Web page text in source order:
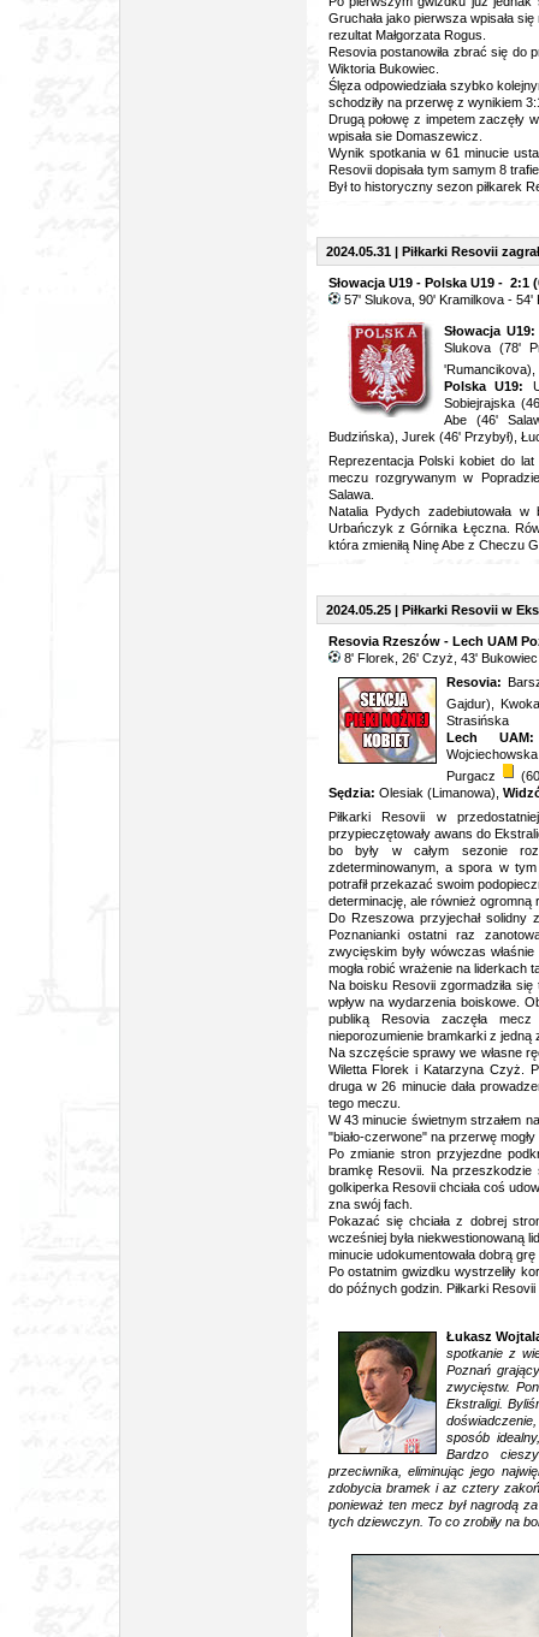
Gruchała jako pierwsza wpisała
rezultat Małgorzata Rogus.
Resovia postanowiła zbrać się do
Wiktoria Bukowiec.
Ślęza odpowiedziała szybko
schodziły na przerwę z wynikiem
Drugą połowę z impetem zaczęły
wpisała sie Domaszewicz.
Wynik spotkania w 61 minucie
Resovii dopisała tym samym 8
Był to historyczny sezon piłkarek
2024.05.31 | Piłkarki Resovii
Słowacja U19 - Polska U19 - 2:1
57' Slukova, 90' Kramilkova - 54'
Słowacja
Slukova (78'
Polska U19:
Sobiejrajska
Abe (46'
Budzińska), Jurek (46' Przybył),
Reprezentacja Polski kobiet do
meczu rozgrywanym w
Salawa.
Natalia Pydych zadebiutowała
Urbańczyk z Górnika Łęczna.
która zmieniłą Ninę Abe z Checzu
2024.05.25 | Piłkarki Resovii w
Resovia Rzeszów - Lech UAM
8' Florek, 26' Czyż, 43'
Resovia:
Gajdur),
Strasińska
Lech UAM:
Purgacz
Sędzia: Olesiak (Limanowa),
Piłkarki Resovii w
przypieczętowały awans do
bo były w całym sezonie
zdeterminowanym, a spora w
potrafił przekazać swoim
determinację, ale również ogromną
Do Rzeszowa przyjechał solidny
Poznanianki ostatni raz
zwycięskim były wówczas
mogła robić wrażenie na liderkach
Na boisku Resovii zgormadziła
wpływ na wydarzenia boiskowe.
publiką Resovia zaczęła
nieporozumienie bramkarki z jedną
Na szczęście sprawy we własne
Wiletta Florek i Katarzyna Czyż.
druga w 26 minucie dała
tego meczu.
W 43 minucie świetnym strzałem
"biało-czerwone" na przerwę
Po zmianie stron przyjezdne
bramkę Resovii. Na przeszkodzie
golkiperka Resovii chciała coś
zna swój fach.
Pokazać się chciała z dobrej
wcześniej była niekwestionowaną
minucie udokumentowała dobrą
Po ostatnim gwizdku wystrzeliły
do późnych godzin. Piłkarki
Łukasz
spotkanie z
Poznań
zwycięstw.
Ekstraligi.
sposób
Bardzo
przeciwnika, eliminując jego
zdobycia bramek i az cztery
ponieważ ten mecz był nagrodą
tych dziewczyn. To co zrobiły na